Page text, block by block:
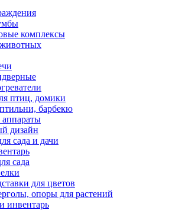
комплексы
птиц, домики
барбекю
дизайн
сада и дачи
сада
для цветов
опоры для растений
инвентарь